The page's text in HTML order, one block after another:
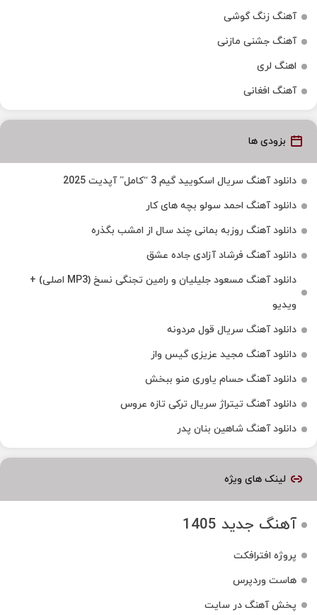
آهنگ زنگ گوشی
آهنگ جشنی مازنی
اهنگ لری
آهنگ افغانی
بزودی ها
دانلود آهنگ سریال اسکویید گیم 3 “کامل” آپدیت 2025
دانلود آهنگ احمد سولو بچه های کار
دانلود آهنگ روزبه بمانی چند سال از امشب بگذره
دانلود آهنگ فرشاد آزادی جاده عشق
دانلود آهنگ مسعود جلیلیان و رامین تجنگی نسخ (MP3 اصلی) +
ویدیو
دانلود آهنگ سریال قول مردونه
دانلود آهنگ مجید عزیزی گیس واز
دانلود آهنگ حسام یاوری منو ببخش
دانلود آهنگ تیتراژ سریال ترکی تازه عروس
دانلود آهنگ شاهین بنان پدر
لینک های ویژه
آهنگ جدید 1405
پروژه افترافکت
هاست وردپرس
پخش آهنگ در سایت